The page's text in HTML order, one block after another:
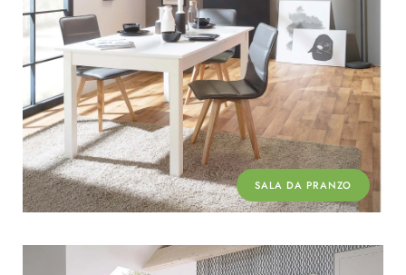
SALA DA PRANZO